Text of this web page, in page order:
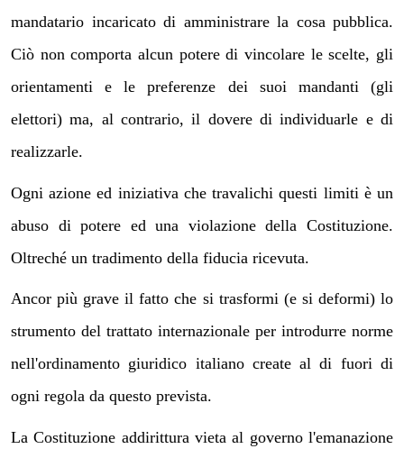
mandatario incaricato di amministrare la cosa pubblica.
Ciò non comporta alcun potere di vincolare le scelte, gli
orientamenti e le preferenze dei suoi mandanti (gli
elettori) ma, al contrario, il dovere di individuarle e di
realizzarle.
Ogni azione ed iniziativa che travalichi questi limiti è un
abuso di potere ed una violazione della Costituzione.
Oltreché un tradimento della fiducia ricevuta.
Ancor più grave il fatto che si trasformi (e si deformi) lo
strumento del trattato internazionale per introdurre norme
nell'ordinamento giuridico italiano create al di fuori di
ogni regola da questo prevista.
La Costituzione addirittura vieta al governo l'emanazione